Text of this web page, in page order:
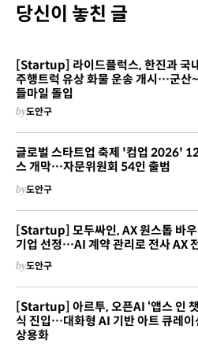
당신이 놓친 글
[Startup] 라이드플럭스, 한진과 국
주행트럭 유상 화물 운송 개시…군산
들마일 돌입
by도안구
글로벌 스타트업 축제 '컴업 2026'
스 개막…자문위원회 54인 출범
by도안구
[Startup] 모두싸인, AX 원스톱 바
기업 선정…AI 계약 관리로 전사 AX
by도안구
[Startup] 아르투, 오픈AI ‘앱스 인
식 진입…대화형 AI 기반 아트 큐레이
상용화